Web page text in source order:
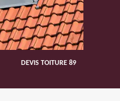
DEVIS TOITURE 89